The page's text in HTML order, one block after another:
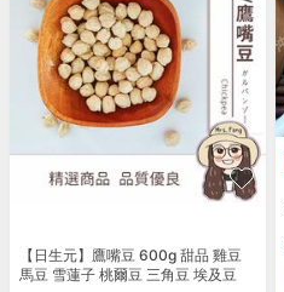
【日生元】鷹嘴豆 600g 甜品 雞豆
馬豆 雪蓮子 桃爾豆 三角豆 埃及豆